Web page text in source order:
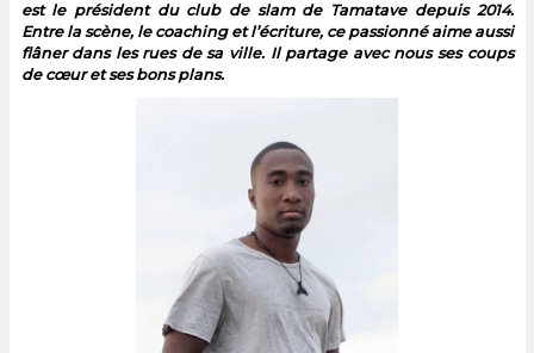
est le président du club de slam de Tamatave depuis 2014.
Entre la scène, le coaching et l’écriture, ce passionné aime aussi
flâner dans les rues de sa ville. Il partage avec nous ses coups
de cœur et ses bons plans.